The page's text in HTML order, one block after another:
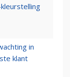
in
klant